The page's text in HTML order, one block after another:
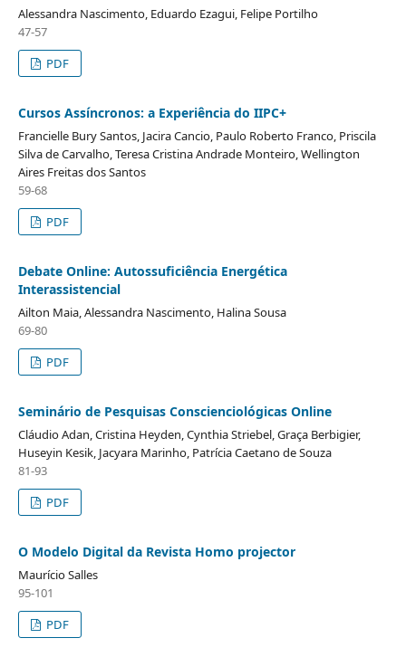
Alessandra Nascimento, Eduardo Ezagui, Felipe Portilho
47-57
PDF
Cursos Assíncronos: a Experiência do IIPC+
Francielle Bury Santos, Jacira Cancio, Paulo Roberto Franco, Priscila
Silva de Carvalho, Teresa Cristina Andrade Monteiro, Wellington
Aires Freitas dos Santos
59-68
PDF
Debate Online: Autossuficiência Energética
Interassistencial
Ailton Maia, Alessandra Nascimento, Halina Sousa
69-80
PDF
Seminário de Pesquisas Conscienciológicas Online
Cláudio Adan, Cristina Heyden, Cynthia Striebel, Graça Berbigier,
Huseyin Kesik, Jacyara Marinho, Patrícia Caetano de Souza
81-93
PDF
O Modelo Digital da Revista Homo projector
Maurício Salles
95-101
PDF